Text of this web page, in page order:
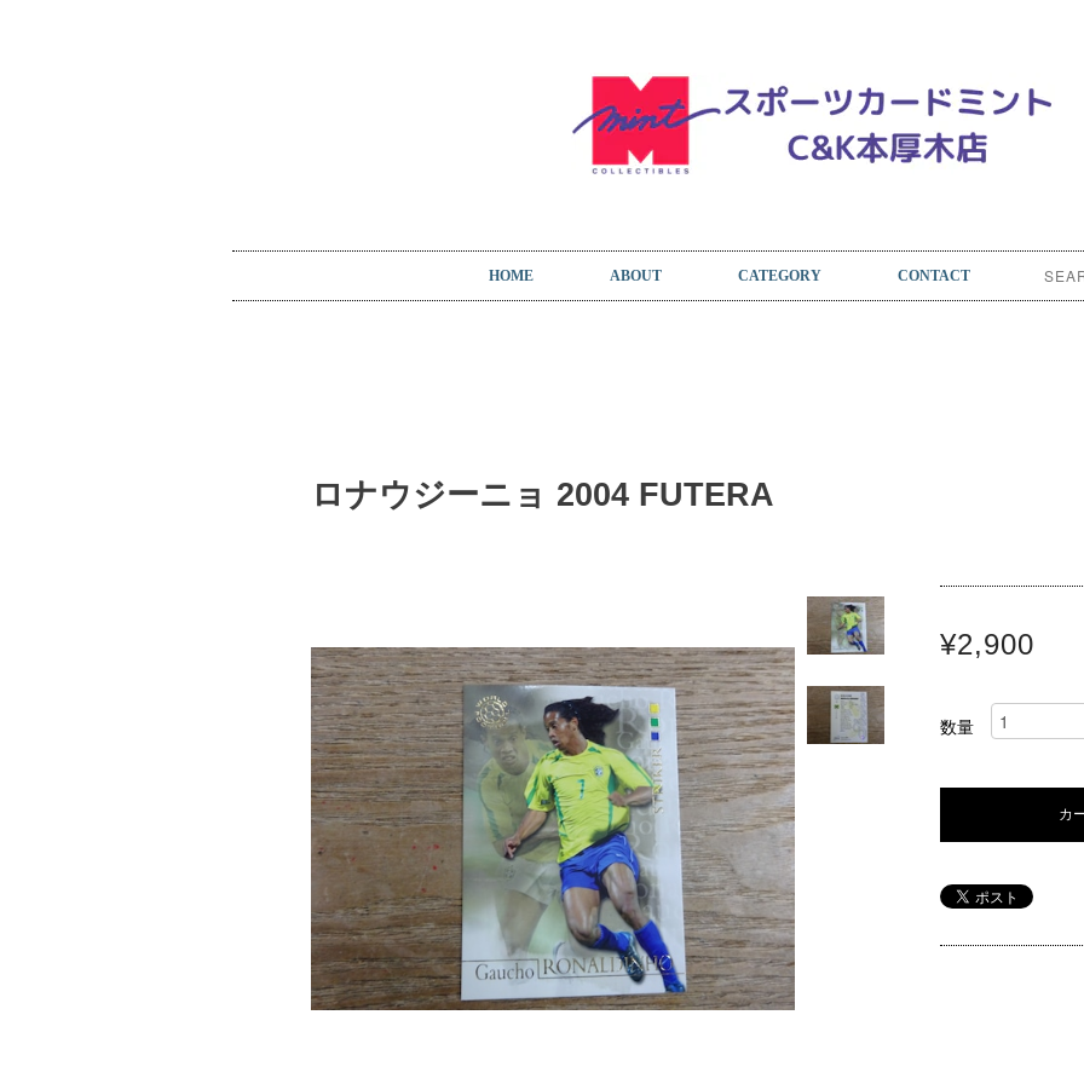
HOME ABOUT CATEGORY CONTACT
ロナウジーニョ 2004 FUTERA
¥2,900
数量
カ